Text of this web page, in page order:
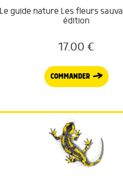
Le guide nature Les fleurs
édition
17.00 €
COMMANDER